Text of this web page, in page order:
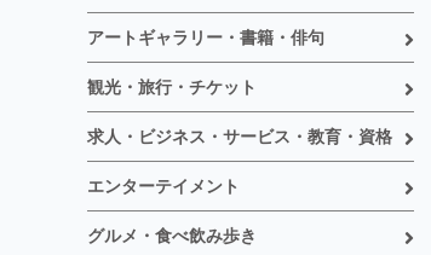
アートギャラリー・書籍・俳句
観光・旅行・チケット
求人・ビジネス・サービス・教育・資格
エンターテイメント
グルメ・食べ飲み歩き